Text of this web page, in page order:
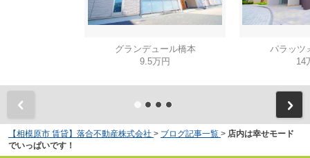
グランデュール橋本
9.5万円
パラッツ
14
【相模原市 賃貸】落合不動産株式会社 > ブログ記事一覧 > 店内は幸せモード
でいっぱいです！